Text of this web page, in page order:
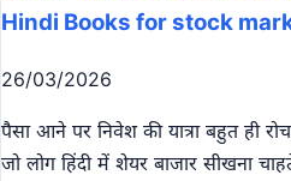
Hindi Books for stock
26/03/2026
पैसा आने पर निवेश की यात्रा बहुत ही
जो लोग हिंदी में शेयर बाजार सीखना